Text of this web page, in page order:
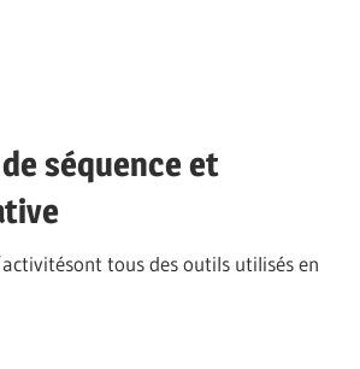
séquence et
tous des outils utilisés en